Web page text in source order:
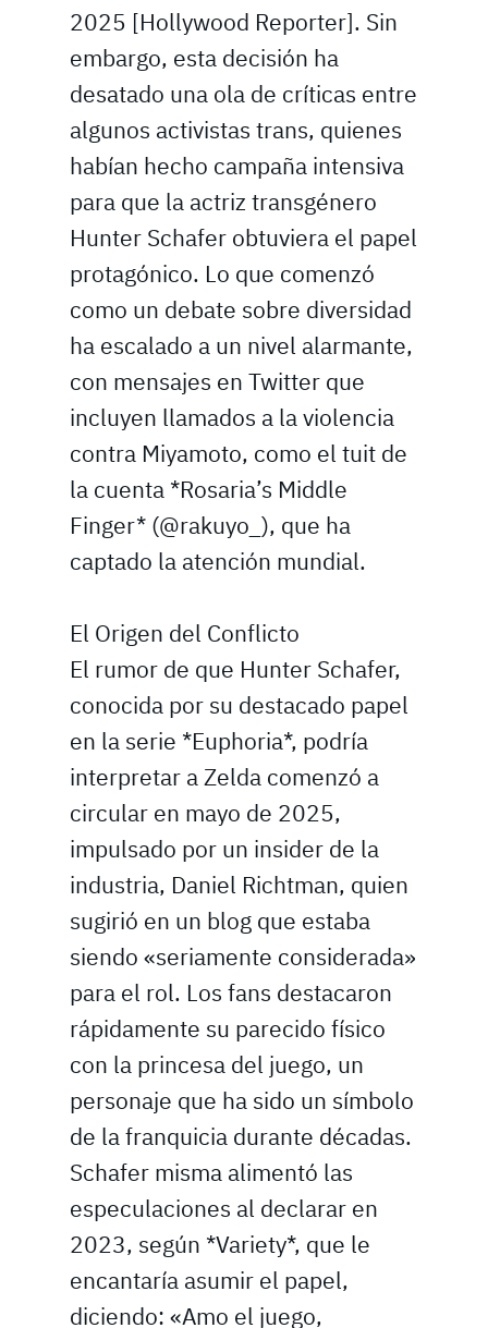
2025 [Hollywood Reporter]. Sin
embargo, esta decisión ha
desatado una ola de críticas entre
algunos activistas trans, quienes
habían hecho campaña intensiva
para que la actriz transgénero
Hunter Schafer obtuviera el papel
protagónico. Lo que comenzó
como un debate sobre diversidad
ha escalado a un nivel alarmante,
con mensajes en Twitter que
incluyen llamados a la violencia
contra Miyamoto, como el tuit de
la cuenta *Rosaria’s Middle
Finger* (@rakuyo_), que ha
captado la atención mundial.
El Origen del Conflicto
El rumor de que Hunter Schafer,
conocida por su destacado papel
en la serie *Euphoria*, podría
interpretar a Zelda comenzó a
circular en mayo de 2025,
impulsado por un insider de la
industria, Daniel Richtman, quien
sugirió en un blog que estaba
siendo «seriamente considerada»
para el rol. Los fans destacaron
rápidamente su parecido físico
con la princesa del juego, un
personaje que ha sido un símbolo
de la franquicia durante décadas.
Schafer misma alimentó las
especulaciones al declarar en
2023, según *Variety*, que le
encantaría asumir el papel,
diciendo: «Amo el juego,